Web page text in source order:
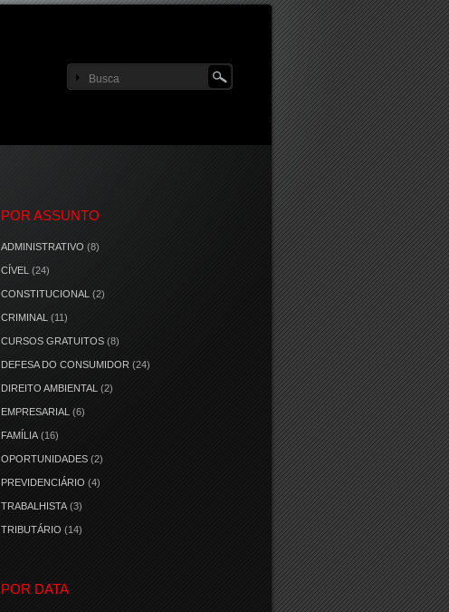
POR ASSUNTO
ADMINISTRATIVO (8)
CÍVEL (24)
CONSTITUCIONAL (2)
CRIMINAL (11)
CURSOS GRATUITOS (8)
DEFESA DO CONSUMIDOR (24)
DIREITO AMBIENTAL (2)
EMPRESARIAL (6)
FAMÍLIA (16)
OPORTUNIDADES (2)
PREVIDENCIÁRIO (4)
TRABALHISTA (3)
TRIBUTÁRIO (14)
POR DATA